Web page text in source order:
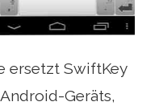
ersetzt SwiftKey
Geräts,